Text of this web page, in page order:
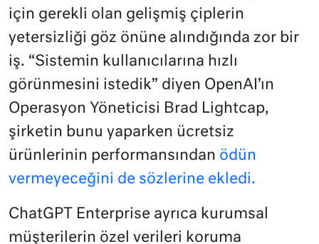
için gerekli olan gelişmiş çiplerin
yetersizliği göz önüne alındığında zor bir
iş. “Sistemin kullanıcılarına hızlı
görünmesini istedik” diyen OpenAI’ın
Operasyon Yöneticisi Brad Lightcap,
şirketin bunu yaparken ücretsiz
ürünlerinin performansından ödün
vermeyeceğini de sözlerine ekledi.
ChatGPT Enterprise ayrıca kurumsal
müşterilerin özel verileri koruma